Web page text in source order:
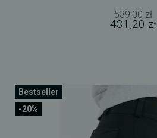
539,00 zł
431,20 zł
-20%
Bestseller